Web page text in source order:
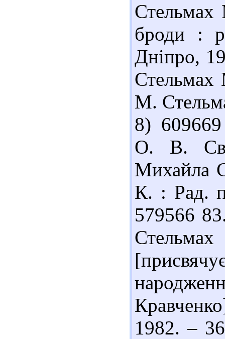
броди :
Дніпро,
М.
8)
О. В.
Михайла
К. : Рад.
579566
Стельмах
1982. –